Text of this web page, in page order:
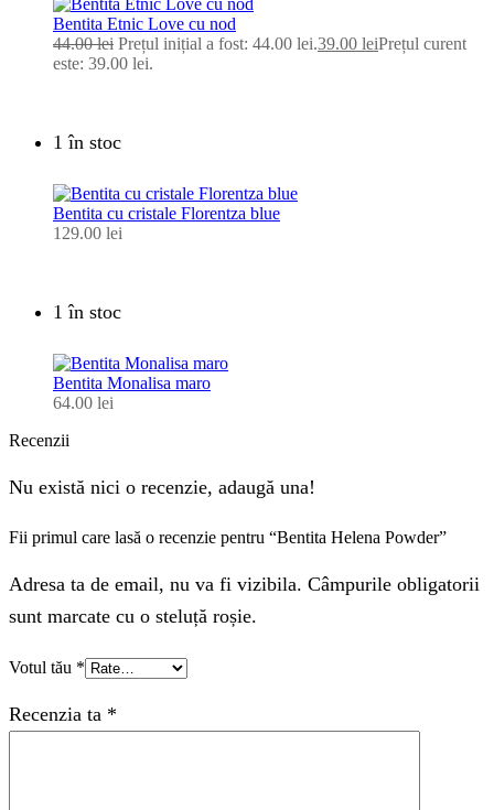
Bentita Etnic Love cu nod
44.00lei Prețul inițial a fost: 44.00 lei.39.00 leiPrețul curent
este: 39.00 lei.
1 în stoc
Bentita cu cristale Florentza blue
129.00 lei
1 în stoc
Bentita Monalisa maro
64.00 lei
Recenzii
Nu există nici o recenzie, adaugă una!
Fii primul care lasă o recenzie pentru “Bentita Helena Powder”
Adresa ta de email, nu va fi vizibila. Câmpurile obligatorii
sunt marcate cu o steluță roșie.
Votul tău *
Recenzia ta *